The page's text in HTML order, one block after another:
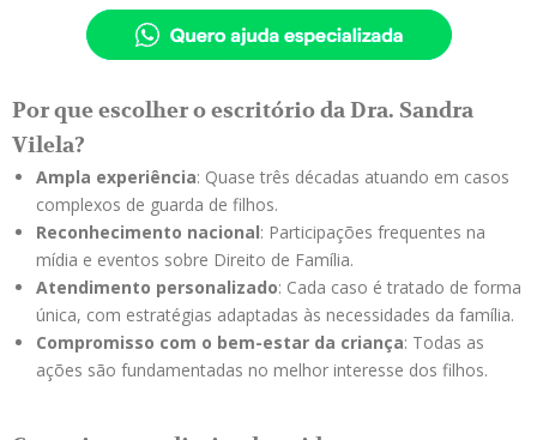
Por que escolher o escritório da Dra. Sandra
Vilela?
Ampla experiência: Quase três décadas atuando em casos
complexos de guarda de filhos.
Reconhecimento nacional: Participações frequentes na
mídia e eventos sobre Direito de Família.
Atendimento personalizado: Cada caso é tratado de forma
única, com estratégias adaptadas às necessidades da família.
Compromisso com o bem-estar da criança: Todas as
ações são fundamentadas no melhor interesse dos filhos.